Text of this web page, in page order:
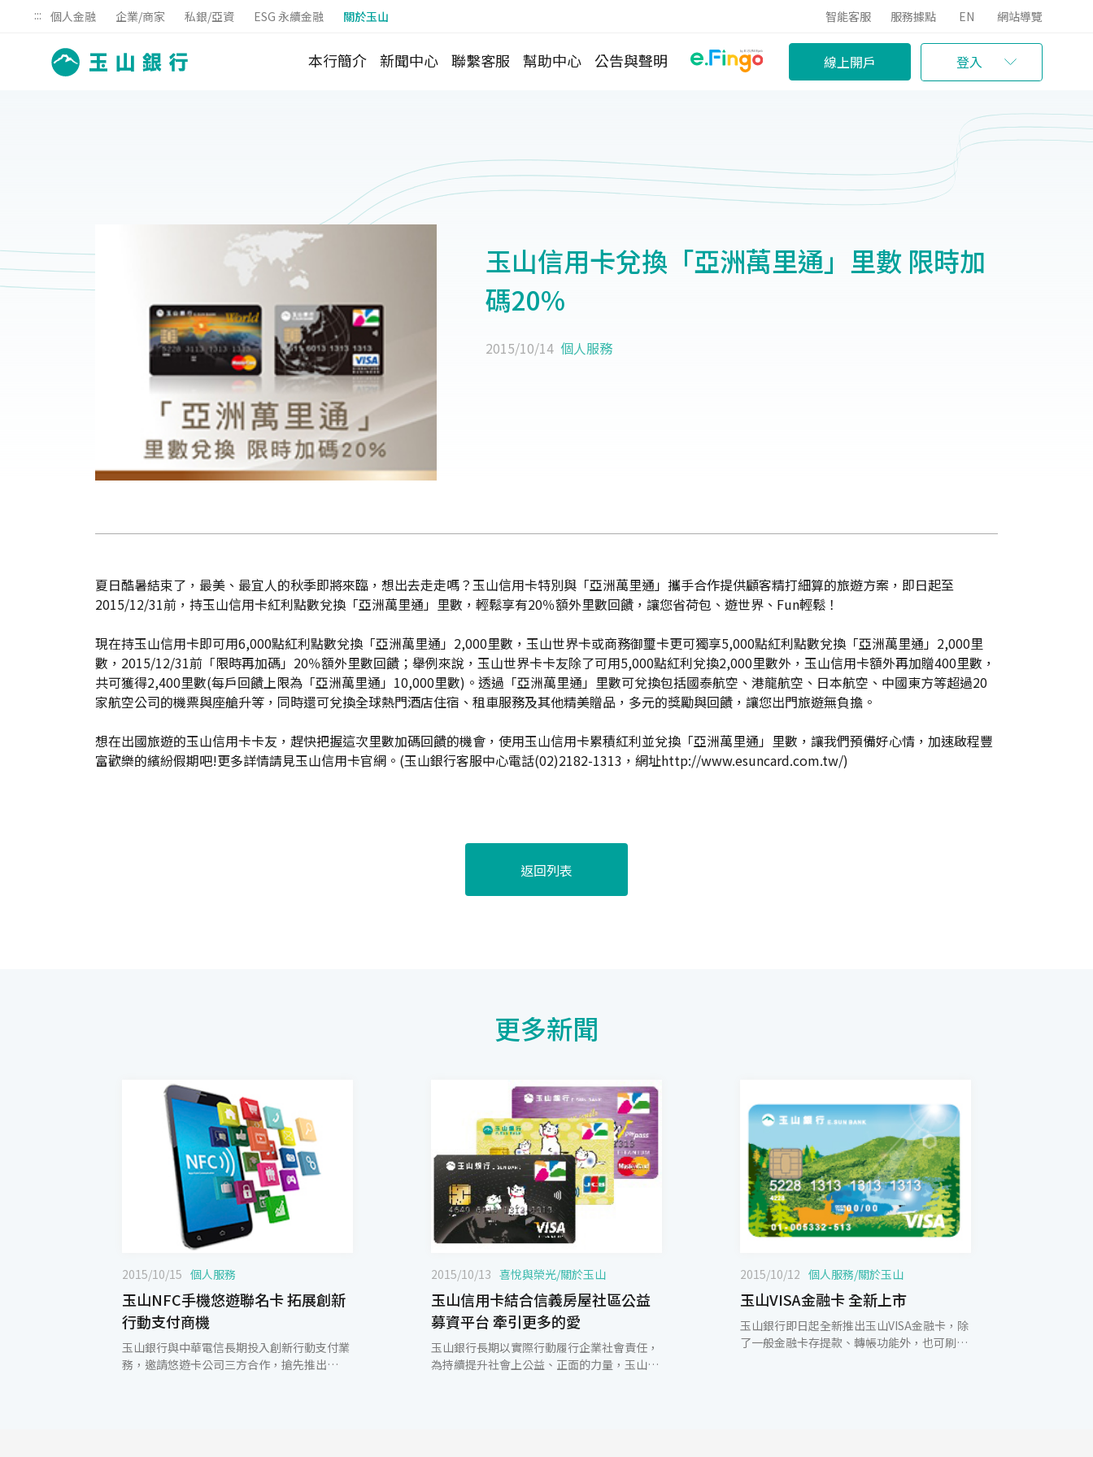
::: 個人金融 企業/商家 私銀/亞資 ESG 永續金融 關於玉山 智能客服 服務據點 EN 網站導覽
本行簡介 新聞中心 聯繫客服 幫助中心 公告與聲明 線上開戶 登入
玉山信用卡兌換「亞洲萬里通」里數 限時加
碼20%
2015/10/14 個人服務
夏日酷暑結束了，最美、最宜人的秋季即將來臨，想出去走走嗎？玉山信用卡特別與「亞洲萬里通」攜手合作提供顧客精打細算的旅遊方案，即日起至
2015/12/31前，持玉山信用卡紅利點數兌換「亞洲萬里通」里數，輕鬆享有20％額外里數回饋，讓您省荷包、遊世界、Fun輕鬆！
現在持玉山信用卡即可用6,000點紅利點數兌換「亞洲萬里通」2,000里數，玉山世界卡或商務御璽卡更可獨享5,000點紅利點數兌換「亞洲萬里通」2,000里
數，2015/12/31前「限時再加碼」20％額外里數回饋；舉例來說，玉山世界卡卡友除了可用5,000點紅利兌換2,000里數外，玉山信用卡額外再加贈400里數，
共可獲得2,400里數(每戶回饋上限為「亞洲萬里通」10,000里數)。透過「亞洲萬里通」里數可兌換包括國泰航空、港龍航空、日本航空、中國東方等超過20
家航空公司的機票與座艙升等，同時還可兌換全球熱門酒店住宿、租車服務及其他精美贈品，多元的獎勵與回饋，讓您出門旅遊無負擔。
想在出國旅遊的玉山信用卡卡友，趕快把握這次里數加碼回饋的機會，使用玉山信用卡累積紅利並兌換「亞洲萬里通」里數，讓我們預備好心情，加速啟程豐
富歡樂的繽紛假期吧!更多詳情請見玉山信用卡官網。(玉山銀行客服中心電話(02)2182-1313，網址http://www.esuncard.com.tw/)
返回列表
更多新聞
2015/10/15 個人服務
玉山NFC手機悠遊聯名卡 拓展創新
行動支付商機
玉山銀行與中華電信長期投入創新行動支付業
務，邀請悠遊卡公司三方合作，搶先推出
2015/10/13 喜悅與榮光/關於玉山
玉山信用卡結合信義房屋社區公益
募資平台 牽引更多的愛
玉山銀行長期以實際行動履行企業社會責任，
為持續提升社會上公益、正面的力量，玉山結
2015/10/12 個人服務/關於玉山
玉山VISA金融卡 全新上市
玉山銀行即日起全新推出玉山VISA金融卡，除
了一般金融卡存提款、轉帳功能外，也可刷卡